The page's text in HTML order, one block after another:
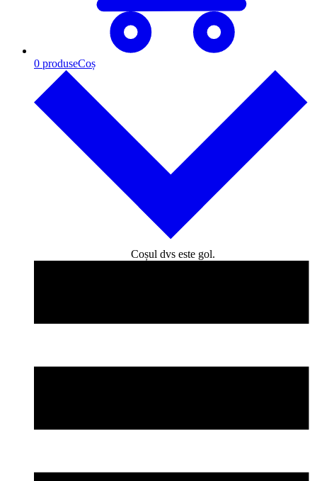
0 produseCoș
Coșul dvs este gol.